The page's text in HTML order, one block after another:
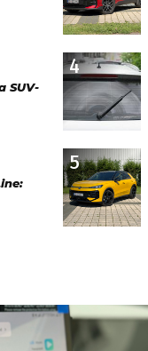
4
SUV-
5